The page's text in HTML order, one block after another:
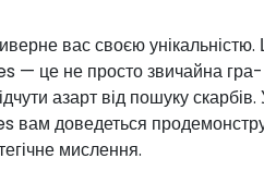
вас своєю унікальністю.
— це не просто звичайна гра-
азарт від пошуку скарбів.
вам доведеться
мислення.